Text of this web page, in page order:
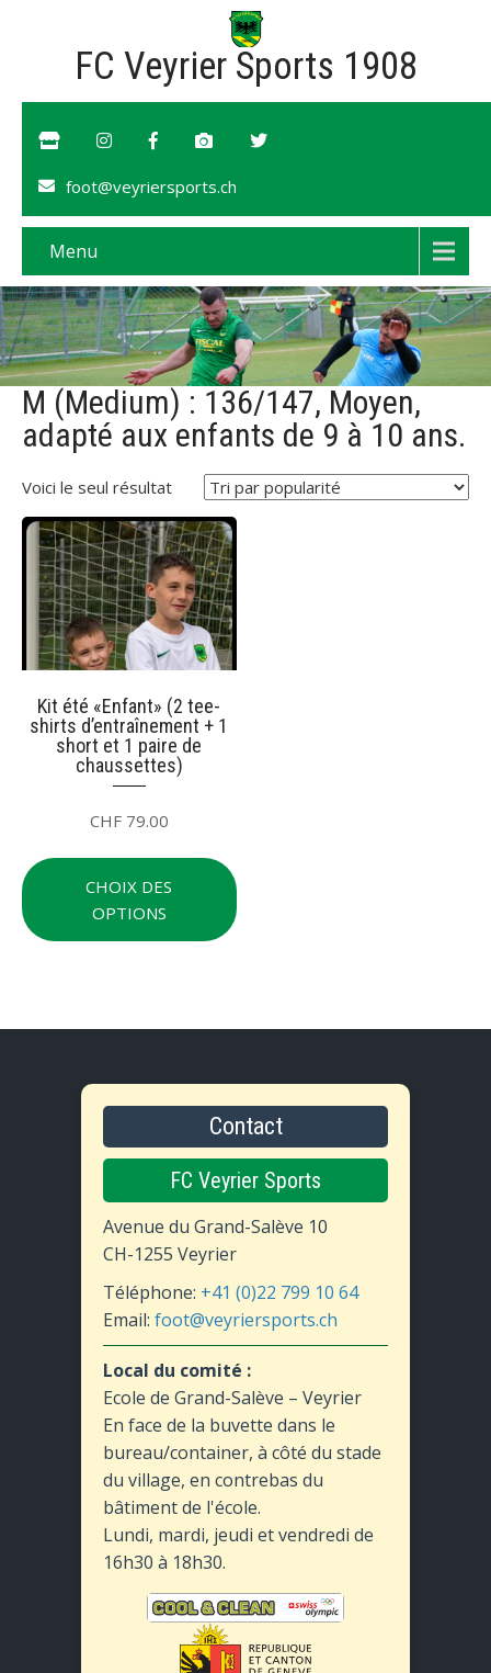
FC Veyrier Sports 1908
foot@veyriersports.ch
Menu
M (Medium) : 136/147, Moyen,
adapté aux enfants de 9 à 10 ans.
Voici le seul résultat
Kit été «Enfant» (2 tee-
shirts d’entraînement + 1
short et 1 paire de
chaussettes)
CHF79.00
CHOIX DES
OPTIONS
produit
a
choisies
sur
la
page
produit
Contact
FC Veyrier Sports
Avenue du Grand-Salève 10
CH-1255 Veyrier
Téléphone: +41 (0)22 799 10 64
Email: foot@veyriersports.ch
Local du comité :
Ecole de Grand-Salève – Veyrier
En face de la buvette dans le
bureau/container, à côté du stade
du village, en contrebas du
bâtiment de l'école.
Lundi, mardi, jeudi et vendredi de
16h30 à 18h30.